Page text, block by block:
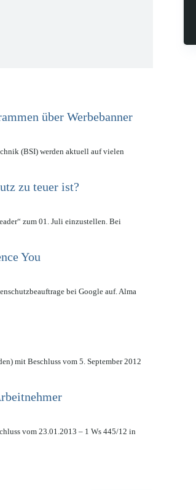
über Werbebanner
(BSI) werden aktuell auf vielen
zu teuer ist?
zum 01. Juli einzustellen. Bei
You
bei Google auf. Alma
mit Beschluss vom 5. September 2012
vom 23.01.2013 – 1 Ws 445/12 in